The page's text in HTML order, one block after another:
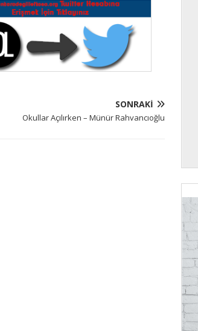
SONRAKI
Okullar Açılırken – Münür Rahvancıoğlu